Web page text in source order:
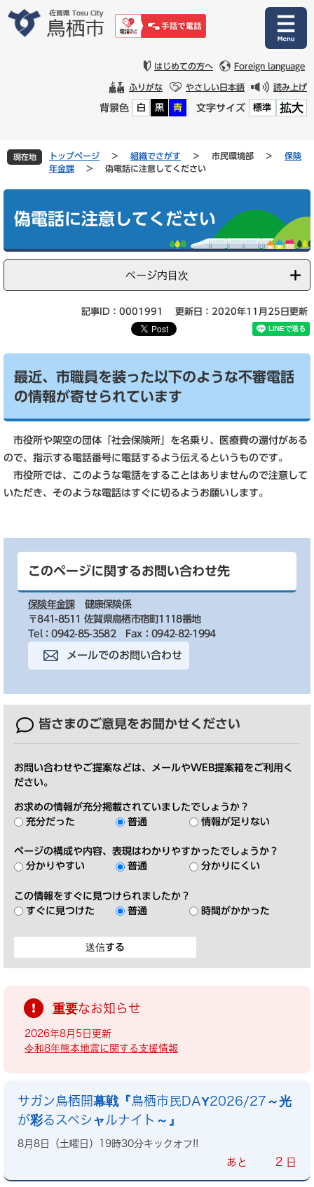
文
はじめての方へ Foreign language
ふりがな やさしい日本語 読み上げ
背景色 白 黒 青 文字サイズ 標準 拡大
現在地 トップページ > 組織でさがす > 市民環境部 >
保険
年金課
> 偽電話に注意してください
偽電話に注意してください
ページ内目次
記事ID：0001991 更新日：2020年11月25日更新
最近、市職員を装った以下のような不審電話
の情報が寄せられています
市役所や架空の団体「社会保険所」を名乗り、医療費の還付がある
ので、指示する電話番号に電話するよう伝えるというものです。
市役所では、このような電話をすることはありませんので注意して
いただき、そのような電話はすぐに切るようお願いします。
このページに関するお問い合わせ先
保険年金課
健康保険係
〒841-8511 佐賀県鳥栖市宿町1118番地
Tel：0942-85-3582
Fax：0942-82-1994
メールでのお問い合わせ
皆さまのご意見をお聞かせください
お問い合わせやご提案などは、メールやWEB提案箱をご利用く
ださい。
お求めの情報が充分掲載されていましたでしょうか？
充分だった
普通 情報が足りない
ページの構成や内容、表現はわかりやすかったでしょうか？
分かりやすい
普通 分かりにくい
この情報をすぐに見つけられましたか？
すぐに見つけた
普通 時間がかかった
重要なお知らせ
2026年8月5日更新
令和8年熊本地震に関する支援情報
サガン鳥栖開幕戦『鳥栖市民DAY2026/27～光
が彩るスペシャルナイト～』
8月8日（土曜日）19時30分キックオフ!!
あと 2 日